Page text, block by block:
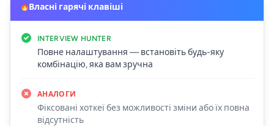
Власні гарячі клавіші
INTERVIEW HUNTER
Повне налаштування — встановіть будь-яку
комбінацію, яка вам зручна
АНАЛОГИ
Фіксовані хоткеї без можливості зміни або їх повна
відсутність